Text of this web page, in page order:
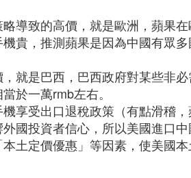
導致的高價，就是歐洲，蘋果
貴，推測蘋果是因為中國有眾
就是巴西，巴西政府對某些非
於一萬rmb左右。
享受出口退稅政策（有點滑稽
國投資者信心，所以美國進口
土定價優惠」等因素，使美國